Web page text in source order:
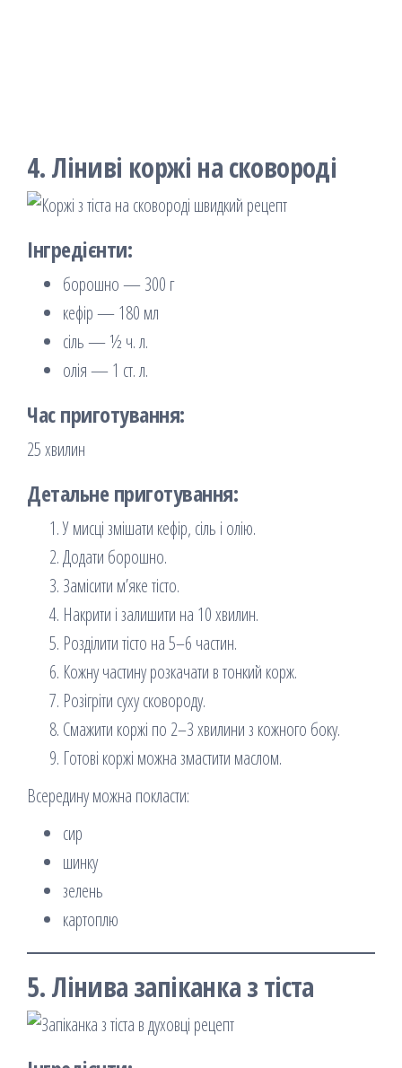
4. Ліниві коржі на сковороді
Інгредієнти:
борошно — 300 г
кефір — 180 мл
сіль — ½ ч. л.
олія — 1 ст. л.
Час приготування:
25 хвилин
Детальне приготування:
У мисці змішати кефір, сіль і олію.
Додати борошно.
Замісити м’яке тісто.
Накрити і залишити на 10 хвилин.
Розділити тісто на 5–6 частин.
Кожну частину розкачати в тонкий корж.
Розігріти суху сковороду.
Смажити коржі по 2–3 хвилини з кожного боку.
Готові коржі можна змастити маслом.
Всередину можна покласти:
сир
шинку
зелень
картоплю
5. Лінива запіканка з тіста